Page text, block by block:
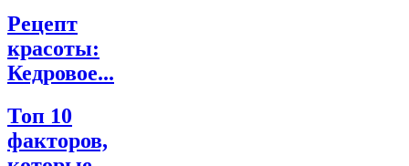
Рецепт
красоты:
Кедровое...
Топ 10
факторов,